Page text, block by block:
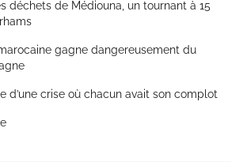
déchets de Médiouna, un tournant à 15
gagne dangereusement du
d’une crise où chacun avait son complot